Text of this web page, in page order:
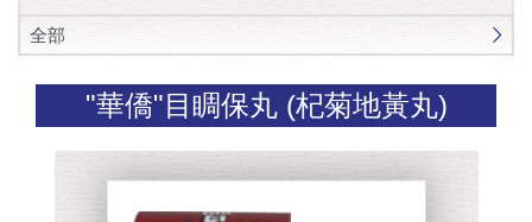
全部
"華僑"目睭保丸 (杞菊地黃丸)